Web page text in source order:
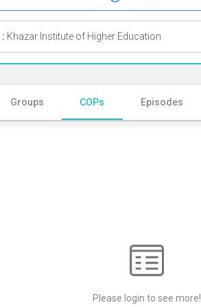
Khazar Institute of Higher Education
Groups COPs Episodes
Please login to see more!